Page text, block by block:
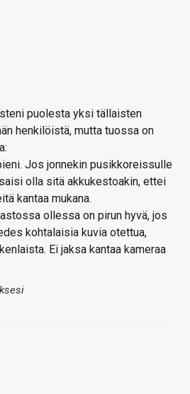
puolesta yksi tällaisten
henkilöistä, mutta tuossa on
Jos jonnekin pusikkoreissulle
olla sitä akkukestoakin, ettei
kantaa mukana.
ollessa on pirun hyvä, jos
kohtalaisia kuvia otettua,
Ei jaksa kantaa kameraa